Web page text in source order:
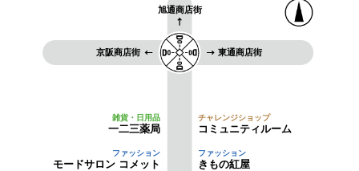
旭通商店街
京阪商店街
一二三薬局
モードサロン コメット
東通商店街
コミュニティルーム
きもの紅屋